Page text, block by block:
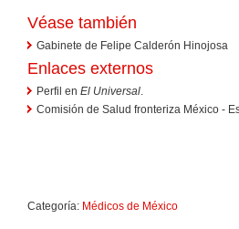
Véase también
Gabinete de Felipe Calderón Hinojosa
Enlaces externos
Perfil en El Universal.
Comisión de Salud fronteriza México -
Categoría: Médicos de México